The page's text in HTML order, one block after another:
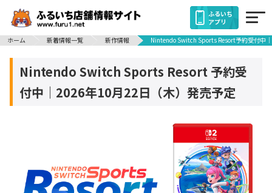
ふるいち
アプリ
ホーム
新着情報一覧 新作情報 Nintendo Switch Sports Resort予約受付中
Nintendo Switch Sports Resort 予約受
付中｜2026年10月22日（木）発売予定